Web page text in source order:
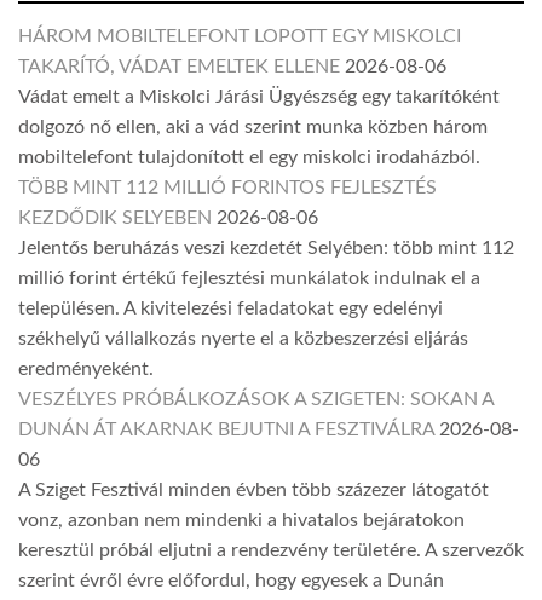
HÁROM MOBILTELEFONT LOPOTT EGY MISKOLCI
TAKARÍTÓ, VÁDAT EMELTEK ELLENE 2026-08-06
Vádat emelt a Miskolci Járási Ügyészség egy takarítóként
dolgozó nő ellen, aki a vád szerint munka közben három
mobiltelefont tulajdonított el egy miskolci irodaházból.
TÖBB MINT 112 MILLIÓ FORINTOS FEJLESZTÉS
KEZDŐDIK SELYEBEN 2026-08-06
Jelentős beruházás veszi kezdetét Selyében: több mint 112
millió forint értékű fejlesztési munkálatok indulnak el a
településen. A kivitelezési feladatokat egy edelényi
székhelyű vállalkozás nyerte el a közbeszerzési eljárás
eredményeként.
VESZÉLYES PRÓBÁLKOZÁSOK A SZIGETEN: SOKAN A
DUNÁN ÁT AKARNAK BEJUTNI A FESZTIVÁLRA 2026-08-
06
A Sziget Fesztivál minden évben több százezer látogatót
vonz, azonban nem mindenki a hivatalos bejáratokon
keresztül próbál eljutni a rendezvény területére. A szervezők
szerint évről évre előfordul, hogy egyesek a Dunán